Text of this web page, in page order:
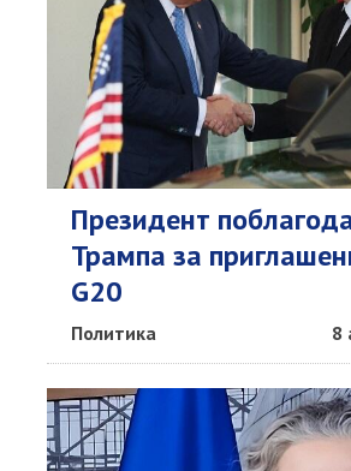
Президент
Трампа за
G20
Политика 8